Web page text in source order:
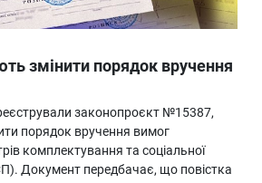
змінити порядок вручення
законопроєкт №15387,
порядок вручення вимог
комплектування та соціальної
Документ передбачає, що повістка